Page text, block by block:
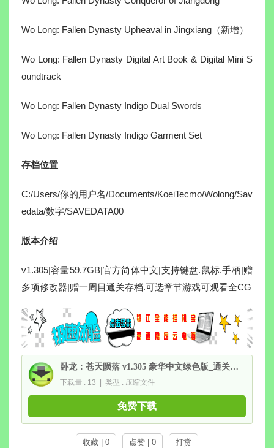
Wo Long: Fallen Dynasty Upheaval in Jingxiang（新增）
Wo Long: Fallen Dynasty Digital Art Book & Digital Mini S
oundtrack
Wo Long: Fallen Dynasty Indigo Dual Swords
Wo Long: Fallen Dynasty Indigo Garment Set
存档位置
C:/Users/你的用户名/Documents/KoeiTecmo/Wolong/Sav
edata/数字/SAVEDATA00
版本介绍
v1.305|容量59.7GB|官方简体中文|支持键盘.鼠标.手柄|赠
多项修改器|赠一周目通关存档.可选章节游戏可观看全CG
卧龙：苍天陨落 v1.305 豪华中文绿色版_通关存档+全DLC+修改器|解压即撸
下载量 : 13 | 类型 : 压缩文件
免费下载
收藏 | 0 点赞 | 0 打赏